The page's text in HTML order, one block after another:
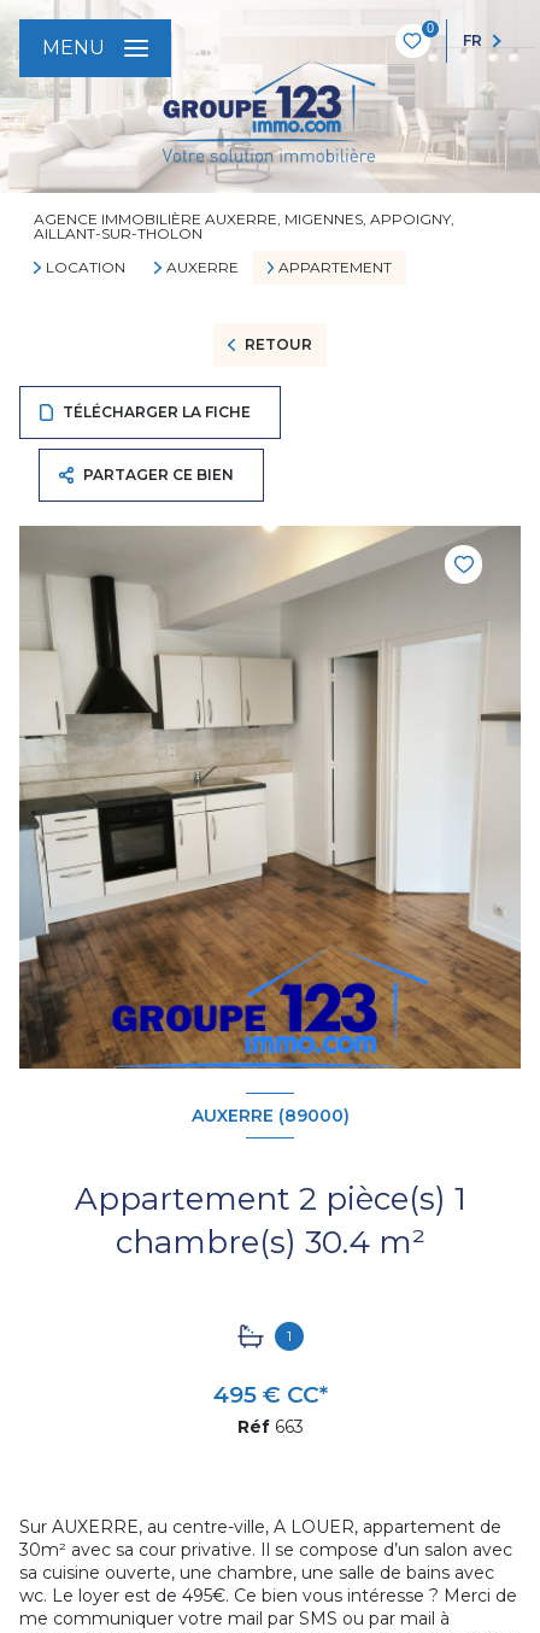
0
FR
MENU
AGENCE IMMOBILIÈRE AUXERRE, MIGENNES, APPOIGNY,
AILLANT-SUR-THOLON
LOCATION
AUXERRE APPARTEMENT
RETOUR
TÉLÉCHARGER LA FICHE
PARTAGER CE BIEN
AUXERRE (89000)
Appartement 2 pièce(s) 1
chambre(s) 30.4 m²
1
495 € CC*
Réf 663
Sur AUXERRE, au centre-ville, A LOUER, appartement de
30m² avec sa cour privative. Il se compose d’un salon avec
sa cuisine ouverte, une chambre, une salle de bains avec
wc. Le loyer est de 495€. Ce bien vous intéresse ? Merci de
me communiquer votre mail par SMS ou par mail à